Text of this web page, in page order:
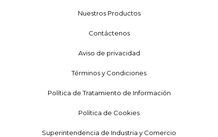
Nuestros Productos
Contáctenos
Aviso de privacidad
Términos y Condiciones
Política de Tratamiento de Información
Política de Cookies
Superintendencia de Industria y Comercio